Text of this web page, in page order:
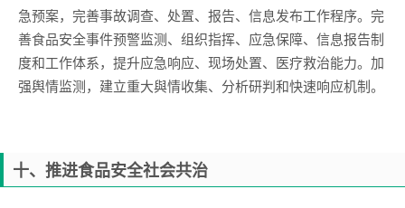
急预案，完善事故调查、处置、报告、信息发布工作程序。完
善食品安全事件预警监测、组织指挥、应急保障、信息报告制
度和工作体系，提升应急响应、现场处置、医疗救治能力。加
强舆情监测，建立重大與情收集、分析研判和快速响应机制。
十、推进食品安全社会共治